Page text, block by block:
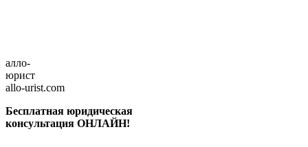
алло-
юрист
allo-urist.com
Бесплатная юридическая
консультация ОНЛАЙН!